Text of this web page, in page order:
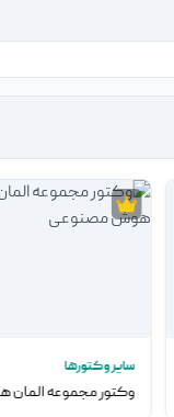
سایر وکتورها